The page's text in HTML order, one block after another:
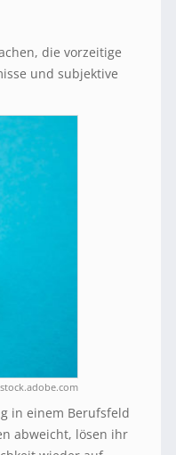
die vorzeitige
und subjektive
in einem Berufsfeld
abweicht, lösen ihr